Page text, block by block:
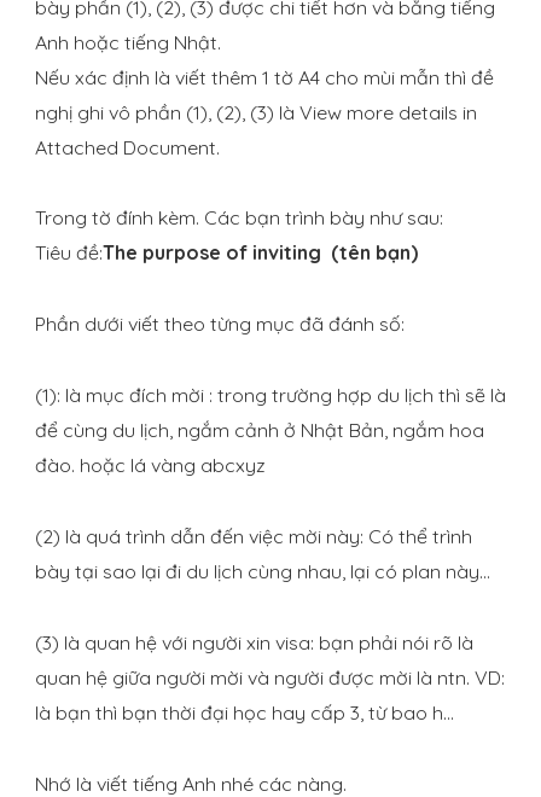
bày phần (1), (2), (3) được chi tiết hơn và bằng tiếng
Anh hoặc tiếng Nhật.
Nếu xác định là viết thêm 1 tờ A4 cho mùi mẫn thì đề
nghị ghi vô phần (1), (2), (3) là View more details in
Attached Document.
Trong tờ đính kèm. Các bạn trình bày như sau:
Tiêu đề:The purpose of inviting (tên bạn)
Phần dưới viết theo từng mục đã đánh số:
(1): là mục đích mời : trong trường hợp du lịch thì sẽ là
để cùng du lịch, ngắm cảnh ở Nhật Bản, ngắm hoa
đào. hoặc lá vàng abcxyz
(2) là quá trình dẫn đến việc mời này: Có thể trình
bày tại sao lại đi du lịch cùng nhau, lại có plan này…
(3) là quan hệ với người xin visa: bạn phải nói rõ là
quan hệ giữa người mời và người được mời là ntn. VD:
là bạn thì bạn thời đại học hay cấp 3, từ bao h…
Nhớ là viết tiếng Anh nhé các nàng.